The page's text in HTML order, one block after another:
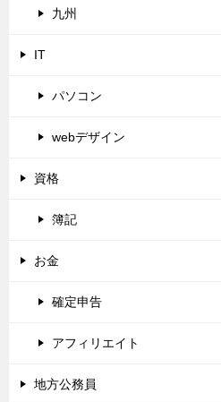
九州
IT
パソコン
webデザイン
資格
簿記
お金
確定申告
アフィリエイト
地方公務員